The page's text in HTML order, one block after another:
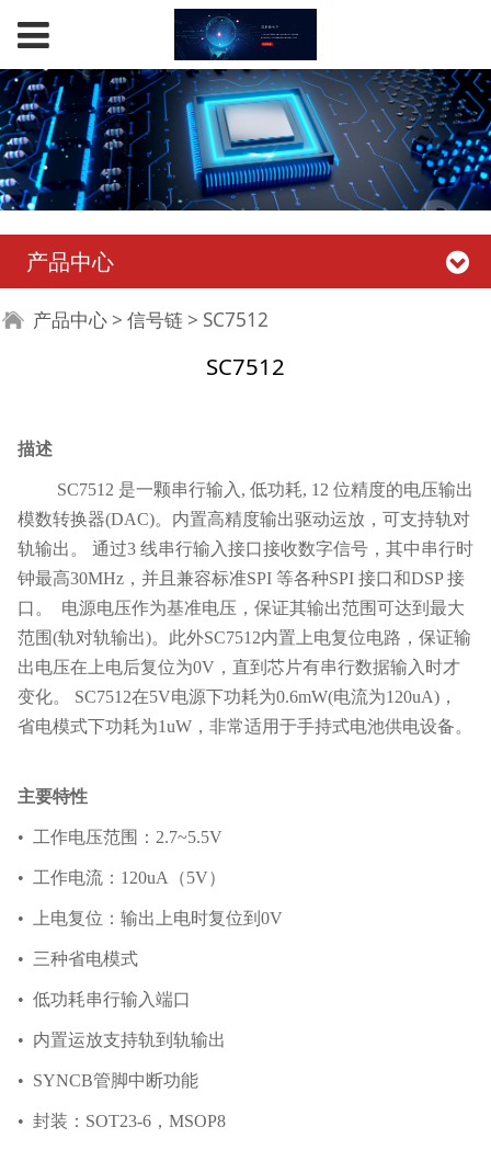
产品中心
SC7512
产品中心 > 信号链 > SC7512
SC7512
描述
SC7512 是一颗串行输入, 低功耗, 12 位精度的电压输出
模数转换器(DAC)。内置高精度输出驱动运放，可支持轨对
轨输出。 通过3 线串行输入接口接收数字信号，其中串行时
钟最高30MHz，并且兼容标准SPI 等各种SPI 接口和DSP 接
口。 电源电压作为基准电压，保证其输出范围可达到最大
范围(轨对轨输出)。此外SC7512内置上电复位电路，保证输
出电压在上电后复位为0V，直到芯片有串行数据输入时才
变化。 SC7512在5V电源下功耗为0.6mW(电流为120uA)，
省电模式下功耗为1uW，非常适用于手持式电池供电设备。
主要特性
• 工作电压范围：2.7~5.5V
• 工作电流：120uA（5V）
• 上电复位：输出上电时复位到0V
• 三种省电模式
• 低功耗串行输入端口
• 内置运放支持轨到轨输出
• SYNCB管脚中断功能
• 封装：SOT23-6，MSOP8